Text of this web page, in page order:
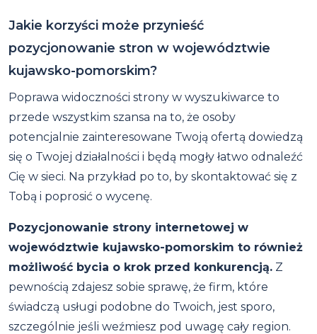
Jakie korzyści może przynieść
pozycjonowanie stron w województwie
kujawsko-pomorskim?
Poprawa widoczności strony w wyszukiwarce to
przede wszystkim szansa na to, że osoby
potencjalnie zainteresowane Twoją ofertą dowiedzą
się o Twojej działalności i będą mogły łatwo odnaleźć
Cię w sieci. Na przykład po to, by skontaktować się z
Tobą i poprosić o wycenę.
Pozycjonowanie strony internetowej w
województwie kujawsko-pomorskim to również
możliwość bycia o krok przed konkurencją. Z
pewnością zdajesz sobie sprawę, że firm, które
świadczą usługi podobne do Twoich, jest sporo,
szczególnie jeśli weźmiesz pod uwagę cały region.